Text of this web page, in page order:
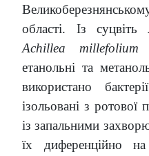
області. Із суцвіть
Achillea millefolium
етанольні та
використано
ізольовані з
із запальними
їх диференційно на